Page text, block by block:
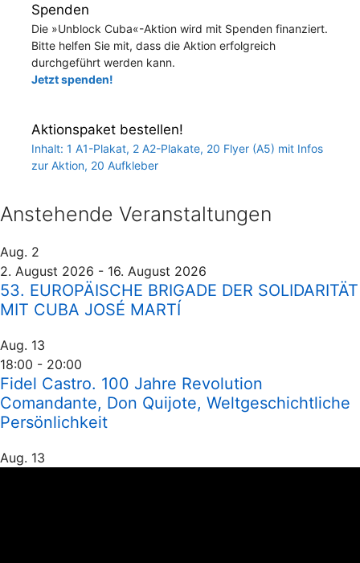
Spenden
Die »Unblock Cuba«-Aktion wird mit Spenden finanziert.
Bitte helfen Sie mit, dass die Aktion erfolgreich
durchgeführt werden kann.
Jetzt spenden!
Aktionspaket bestellen!
Inhalt: 1 A1-Plakat, 2 A2-Plakate, 20 Flyer (A5) mit Infos
zur Aktion, 20 Aufkleber
Anstehende Veranstaltungen
Aug. 2
2. August 2026 - 16. August 2026
53. EUROPÄISCHE BRIGADE DER SOLIDARITÄT
MIT CUBA JOSÉ MARTÍ
Aug. 13
18:00 - 20:00
Fidel Castro. 100 Jahre Revolution
Comandante, Don Quijote, Weltgeschichtliche
Persönlichkeit
Aug. 13